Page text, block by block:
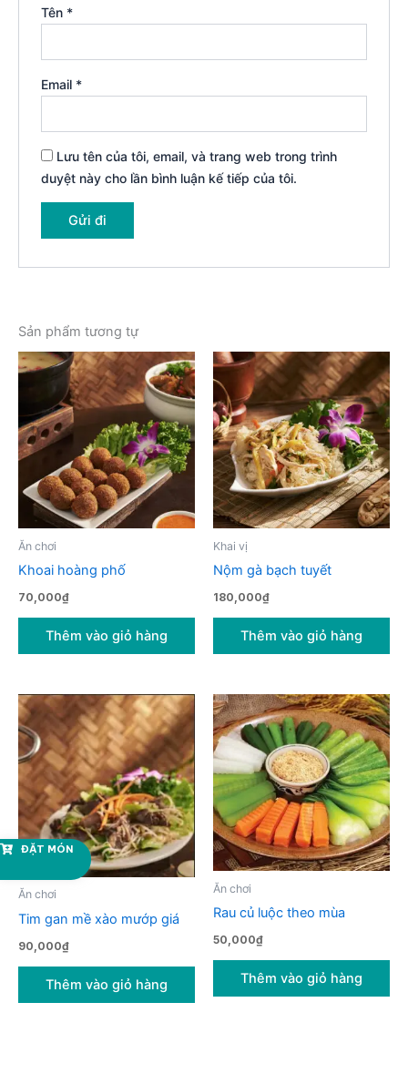
Tên *
Email *
Lưu tên của tôi, email, và trang web trong trình
duyệt này cho lần bình luận kế tiếp của tôi.
Sản phẩm tương tự
Ăn chơi
Khoai hoàng phố
70,000₫
Thêm vào giỏ hàng
Khai vị
Nộm gà bạch tuyết
180,000₫
Thêm vào giỏ hàng
Ăn chơi
Tim gan mề xào mướp giá
90,000₫
Thêm vào giỏ hàng
Ăn chơi
Rau củ luộc theo mùa
50,000₫
Thêm vào giỏ hàng
ĐẶT MÓN